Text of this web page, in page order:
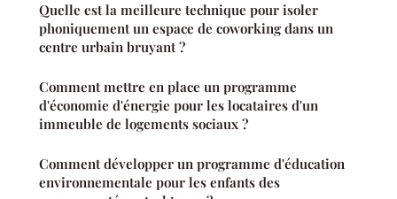
Quelle est la meilleure technique pour isoler
phoniquement un espace de coworking dans un
centre urbain bruyant ?
Comment mettre en place un programme
d'économie d'énergie pour les locataires d'un
immeuble de logements sociaux ?
Comment développer un programme d'éducation
environnementale pour les enfants des